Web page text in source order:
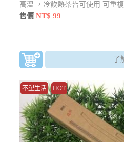
高溫 ，冷飲熱茶皆可使用 可重
售價NT$ 99
了
不塑生活 HOT